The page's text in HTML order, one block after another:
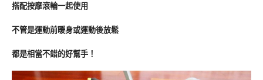
搭配按摩滾輪一起使用
不管是運動前暖身或運動後放鬆
都是相當不錯的好幫手！